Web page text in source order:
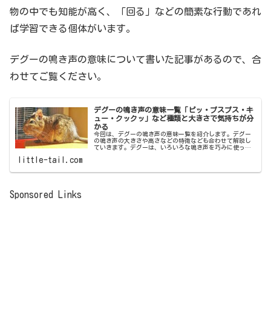
物の中でも知能が高く、「回る」などの簡素な行動であれ
ば学習できる個体がいます。
デグーの鳴き声の意味について書いた記事があるので、合
わせてご覧ください。
デグーの鳴き声の意味一覧「ピッ・プスプス・キ
ュー・クックッ」など種類と大きさで気持ちが分
かる
今回は、デグーの鳴き声の意味一覧を紹介します。デグー
の鳴き声の大きさや高さなどの特徴なども合わせて解説し
ていきます。デグーは、いろいろな鳴き声を巧みに使って
little-tail.com
Sponsored Links